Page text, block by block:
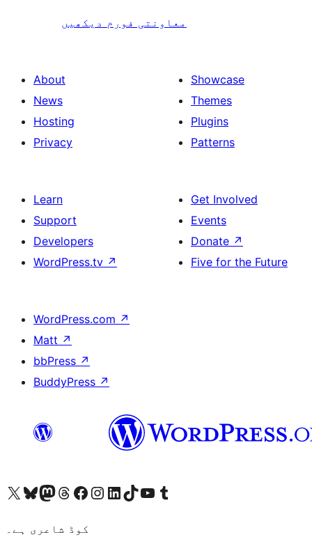
معاونتی فورم دیکھیں
About
News
Hosting
Privacy
Showcase
Themes
Plugins
Patterns
Learn
Support
Developers
WordPress.tv ↗
Get Involved
Events
Donate ↗
Five for the Future
WordPress.com ↗
Matt ↗
bbPress ↗
BuddyPress ↗
Visit our X (formerly Twitter) account
ہمارے بلیواسکائی اکاؤنٹ پر جائیں
Visit our Mastodon account
ہمارے ٹھریڈز اکاؤنٹ پر جائیں
Visit our Facebook page
Visit our Instagram account
Visit our LinkedIn account
ہمارے ٹک ٹاک اکاؤنٹ پر جائیں
Visit our YouTube channel
ہمارے ٹمبلر اکاؤنٹ پر جائیں
کوڈ شاعری ہے۔